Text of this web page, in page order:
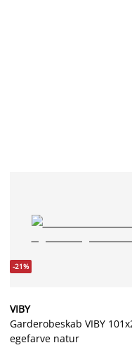
-21%
VIBY
Garderobeskab VIBY
egefarve natur